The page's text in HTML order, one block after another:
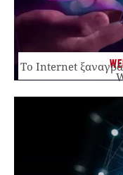
Το Internet